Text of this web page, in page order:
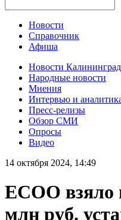
Новости
Справочник
Афиша
Новости
Народные новости
Мнения
Интервью и
Пресс-релизы
Обзор СМИ
Опросы
Видео
14 октября 2024, 14:49
ЕСОО взяло
млн руб.